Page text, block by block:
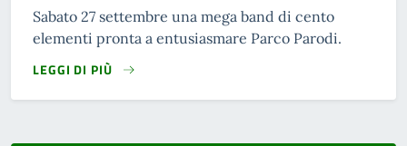
Sabato 27 settembre una mega band di cento
elementi pronta a entusiasmare Parco Parodi.
LEGGI DI PIÙ